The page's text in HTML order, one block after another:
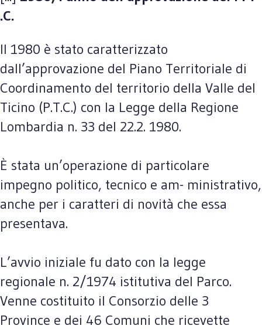
.C.
Il 1980 è stato caratterizzato
dall’approvazione del Piano Territoriale di
Coordinamento del territorio della Valle del
Ticino (P.T.C.) con la Legge della Regione
Lombardia n. 33 del 22.2. 1980.
È stata un’operazione di particolare
impegno politico, tecnico e am- ministrativo,
anche per i caratteri di novità che essa
presentava.
L’avvio iniziale fu dato con la legge
regionale n. 2/1974 istitutiva del Parco.
Venne costituito il Consorzio delle 3
Province e dei 46 Comuni che ricevette